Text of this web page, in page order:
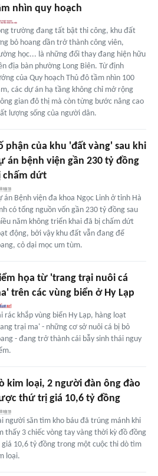
nhìn quy hoạch
trường đang tất bật thi công, khu đất
bỏ hoang dần trở thành công viên,
học... là những đổi thay đang hiện hữu
địa bàn phường Long Biên. Từ định
của Quy hoạch Thủ đô tầm nhìn 100
các dự án hạ tầng không chỉ mở rộng
gian đô thị mà còn từng bước nâng cao
lượng sống của người dân.
phận của khu 'đất vàng' sau khi
án bệnh viện gần 230 tỷ đồng
chấm dứt
án Bệnh viện đa khoa Ngọc Linh ở tỉnh Hà
có tổng nguồn vốn gần 230 tỷ đồng sau
năm không triển khai đã bị chấm dứt
động, bởi vậy khu đất vẫn đang để
cỏ dại mọc um tùm.
họa từ 'trang trại nuôi cá
trên các vùng biển ở Hy Lạp
rác khắp vùng biển Hy Lạp, hàng loạt
trại ma' - những cơ sở nuôi cá bị bỏ
- đang trở thành cái bẫy sinh thái nguy
kim loại, 2 người đàn ông đào
thứ trị giá 10,6 tỷ đồng
người săn tìm kho báu đã trúng mánh khi
thấy 3 chiếc vòng tay vàng thời kỳ đồ đồng
10,6 tỷ đồng trong một cuộc thi dò tìm
loại.